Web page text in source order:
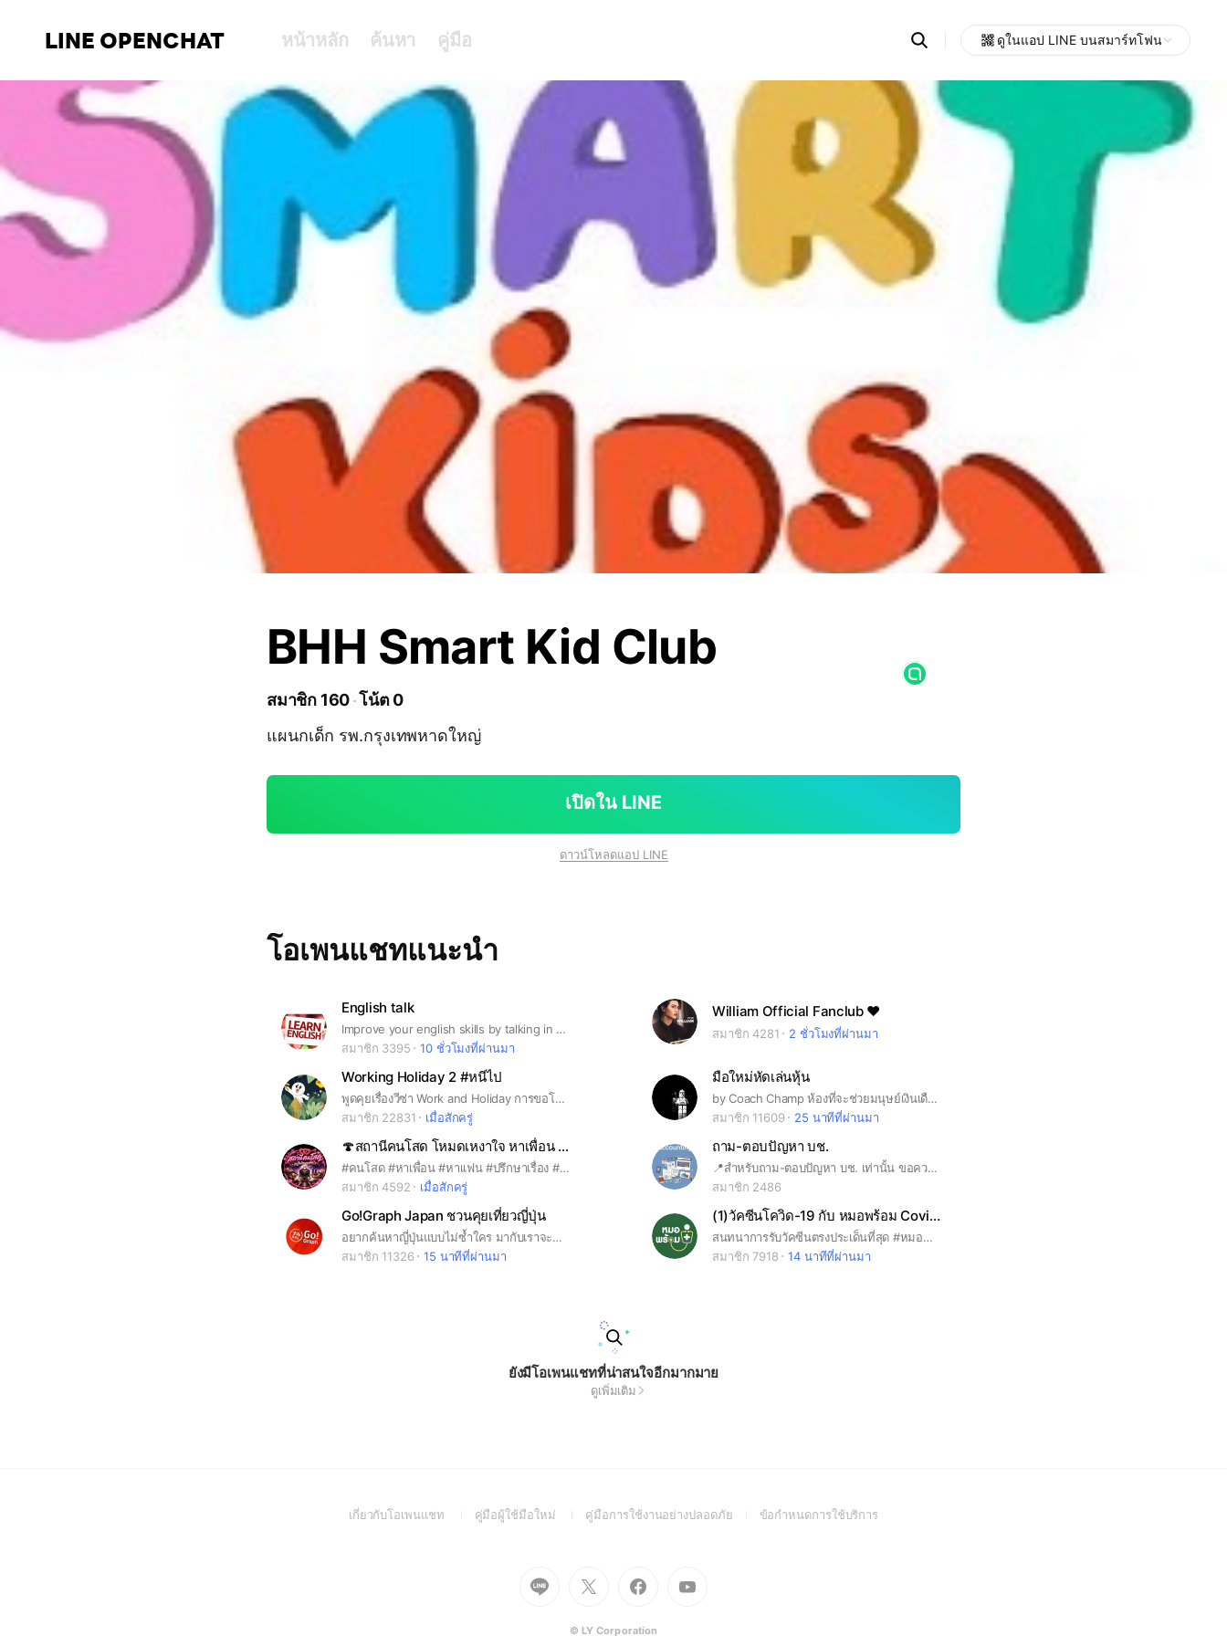
LINE OPENCHAT หน้าหลัก ค้นหา คู่มือ Search
OpenChats
messages
search
area
ดูในแอป LINE บนสมาร์ทโฟน
BHH Smart Kid Club
สมาชิก 160 โน้ต 0
แผนกเด็ก รพ.กรุงเทพหาดใหญ่
เปิดใน LINE
ดาวน์โหลดแอป LINE
โอเพนแชทแนะนำ
English talk
Improve your english skills by talking in english with us.
สมาชิก 3395
10 ชั่วโมงที่ผ่านมา
William Official Fanclub ❤︎︎
สมาชิก 4281 2 ชั่วโมงที่ผ่านมา
Working Holiday 2 #หนีไป
พูดคุยเรื่องวีซ่า Work and Holiday การขอโควต้า หาเพื่อนเดินทางและการใช้ชีวิตในออสเตรเลีย
สมาชิก 22831
เมื่อสักครู่
มือใหม่หัดเล่นหุ้น
by Coach Champ ห้องที่จะช่วยมนุษย์เงินเดือน เริ่มต้นรู้จักการลงทุนหุ้นแบบง่ายๆครับ
สมาชิก 11609
25 นาทีที่ผ่านมา
🍄สถานีคนโสด โหมดเหงาใจ หาเพื่อน ปรึกษาปัญหา
#คนโสด #หาเพื่อน #หาเเฟน #ปรึกษาเรื่อง #ความรัก #ปัญหาชีวิต #อกหัก รักคุดตุ้ดเมิน เชิญทางนี้
สมาชิก 4592
เมื่อสักครู่
ถาม-ตอบปัญหา บช.
📍สำหรับถาม-ตอบปัญหา บช. เท่านั้น ขอความร่วมมือระบุโปรไฟล์ ชื่อจริง ส่วนงาน/สาขา เพื่อสะดวกในการติดต่อสื่อสาร
สมาชิก 2486
Go!Graph Japan ชวนคุยเที่ยวญี่ปุ่น
อยากค้นหาญี่ปุ่นแบบไม่ซ้ำใคร มากับเราจะพบว่าญี่ปุ่นมีที่เที่ยวที่น่าค้นหาอีกเยอะ #อัปเดตข่าวญี่ปุ่น #พิกัดที่เที่ยวญี่ปุ่น
สมาชิก 11326
15 นาทีที่ผ่านมา
(1)วัคซีนโควิด-19 กับ หมอพร้อม Covid-19
สนทนาการรับวัคซีนตรงประเด็นที่สุด #หมอพร้อม#วัคซีนโควิด 19#ซิโนแวค#แอสตร้าเซเนกร้า#โมเดอร์น่า#ไฟเซอร์#ซิโนฟาร์ม
สมาชิก 7918
14 นาทีที่ผ่านมา
ยังมีโอเพนแชทที่น่าสนใจอีกมากมาย
ดูเพิ่มเติม
เกี่ยวกับโอเพนแชท
(Openคู่มือผู้ใช้มือใหม่
(Open
window)
คู่มือการใช้งานอย่างปลอดภัย(Openข้อกำหนดการใช้บริการ(Open
Go
to
(Open
Go
to
(Open
Go
to
(Open
to
© LY Corporation